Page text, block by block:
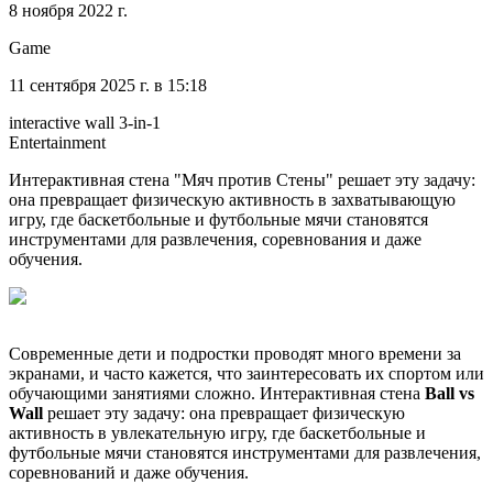
8 ноября 2022 г.
Game
11 сентября 2025 г. в 15:18
interactive wall 3-in-1
Entertainment
Интерактивная стена "Мяч против Стены" решает эту задачу:
она превращает физическую активность в захватывающую
игру, где баскетбольные и футбольные мячи становятся
инструментами для развлечения, соревнования и даже
обучения.
Современные дети и подростки проводят много времени за
экранами, и часто кажется, что заинтересовать их спортом или
обучающими занятиями сложно. Интерактивная стена Ball vs
Wall решает эту задачу: она превращает физическую
активность в увлекательную игру, где баскетбольные и
футбольные мячи становятся инструментами для развлечения,
соревнований и даже обучения.